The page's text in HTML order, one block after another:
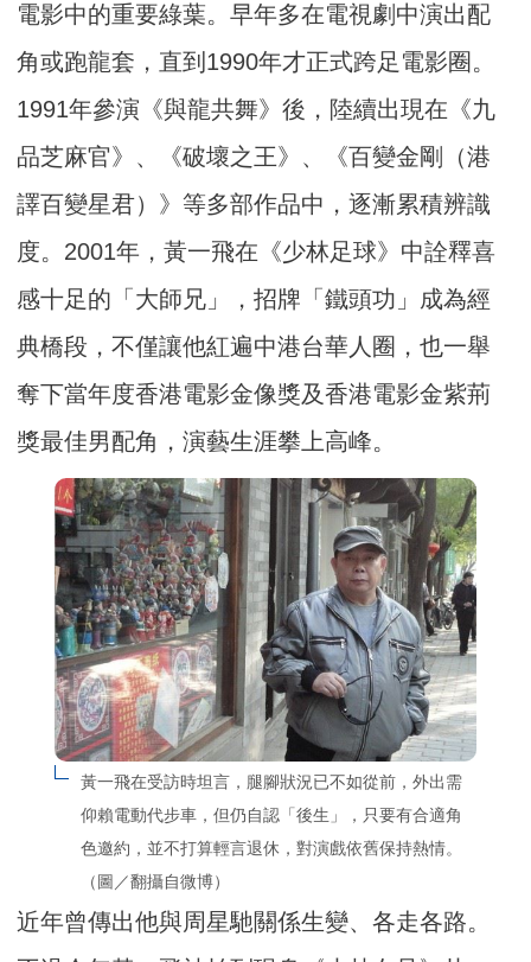
電影中的重要綠葉。早年多在電視劇中演出配
角或跑龍套，直到1990年才正式跨足電影圈。
1991年參演《與龍共舞》後，陸續出現在《九
品芝麻官》、《破壞之王》、《百變金剛（港
譯百變星君）》等多部作品中，逐漸累積辨識
度。2001年，黃一飛在《少林足球》中詮釋喜
感十足的「大師兄」，招牌「鐵頭功」成為經
典橋段，不僅讓他紅遍中港台華人圈，也一舉
奪下當年度香港電影金像獎及香港電影金紫荊
獎最佳男配角，演藝生涯攀上高峰。
黃一飛在受訪時坦言，腿腳狀況已不如從前，外出需
仰賴電動代步車，但仍自認「後生」，只要有合適角
色邀約，並不打算輕言退休，對演戲依舊保持熱情。
（圖／翻攝自微博）
近年曾傳出他與周星馳關係生變、各走各路。